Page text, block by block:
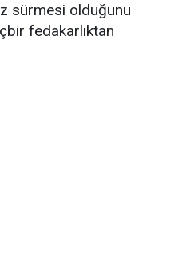
sürmesi olduğunu
fedakarlıktan